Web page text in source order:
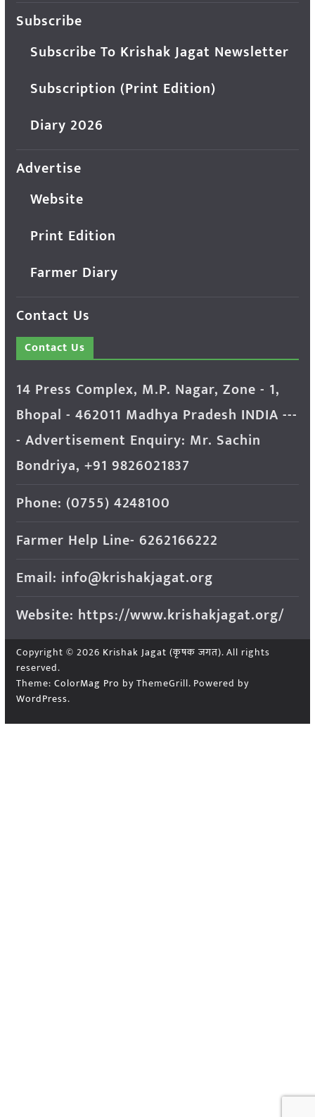
Subscribe
Subscribe To Krishak Jagat Newsletter
Subscription (Print Edition)
Diary 2026
Advertise
Website
Print Edition
Farmer Diary
Contact Us
Contact Us
14 Press Complex, M.P. Nagar, Zone - 1,
Bhopal - 462011 Madhya Pradesh INDIA ---
- Advertisement Enquiry: Mr. Sachin
Bondriya, +91 9826021837
Phone: (0755) 4248100
Farmer Help Line- 6262166222
Email: info@krishakjagat.org
Website: https://www.krishakjagat.org/
Copyright © 2026 Krishak Jagat (कृषक जगत). All rights
reserved.
Theme: ColorMag Pro by ThemeGrill. Powered by
WordPress.